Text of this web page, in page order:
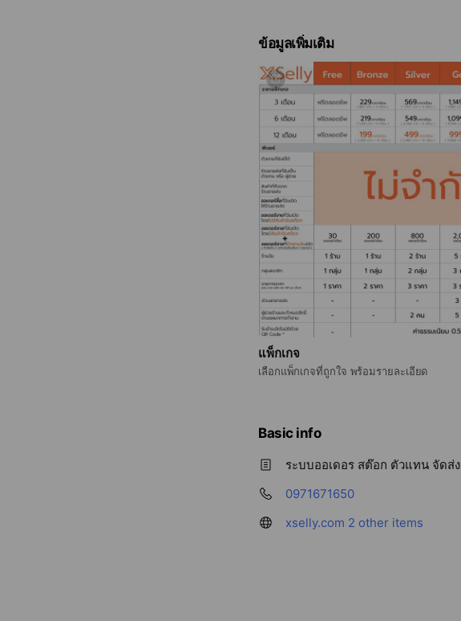
ข้อมูลเพิ่มเติม
แพ็กเกจ
เลือกแพ็กเกจที่ถูกใจ พร้อมรายละเอียด
Basic info
ระบบออเดอร สต๊อก ตัวแทน จัดส่ง
0971671650
xselly.com 2 other items